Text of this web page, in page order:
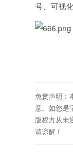
号、可视
免责声明：
意。如您是
版权方从未
请谅解！